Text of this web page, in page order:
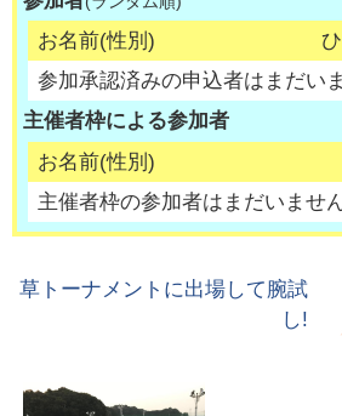
お名前(性別)
参加承認済みの申込者はまだい
主催者枠による参加者
お名前(性別)
主催者枠の参加者はまだいませ
草トーナメントに出場して腕試
し!